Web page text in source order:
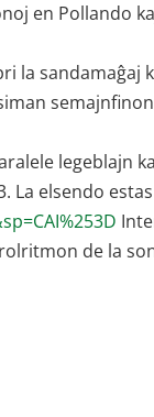
en Pollando
la sandamaĝaj
legeblajn
elsendo
de la